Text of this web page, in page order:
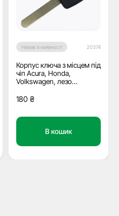
Немає в наявності 20374
Корпус ключа з місцем під
чіп Acura, Honda,
Volkswagen, лезо
180 ₴
В кошик